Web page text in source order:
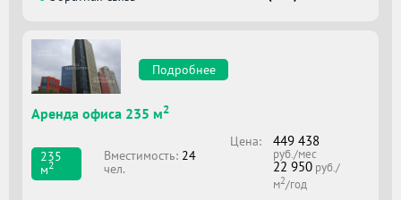
Подробнее
Аренда офиса 235 м2
235
м2
Вместимоcть: 24
чел.
Цена: 449 438
руб./мес
22 950 руб./
м2/год